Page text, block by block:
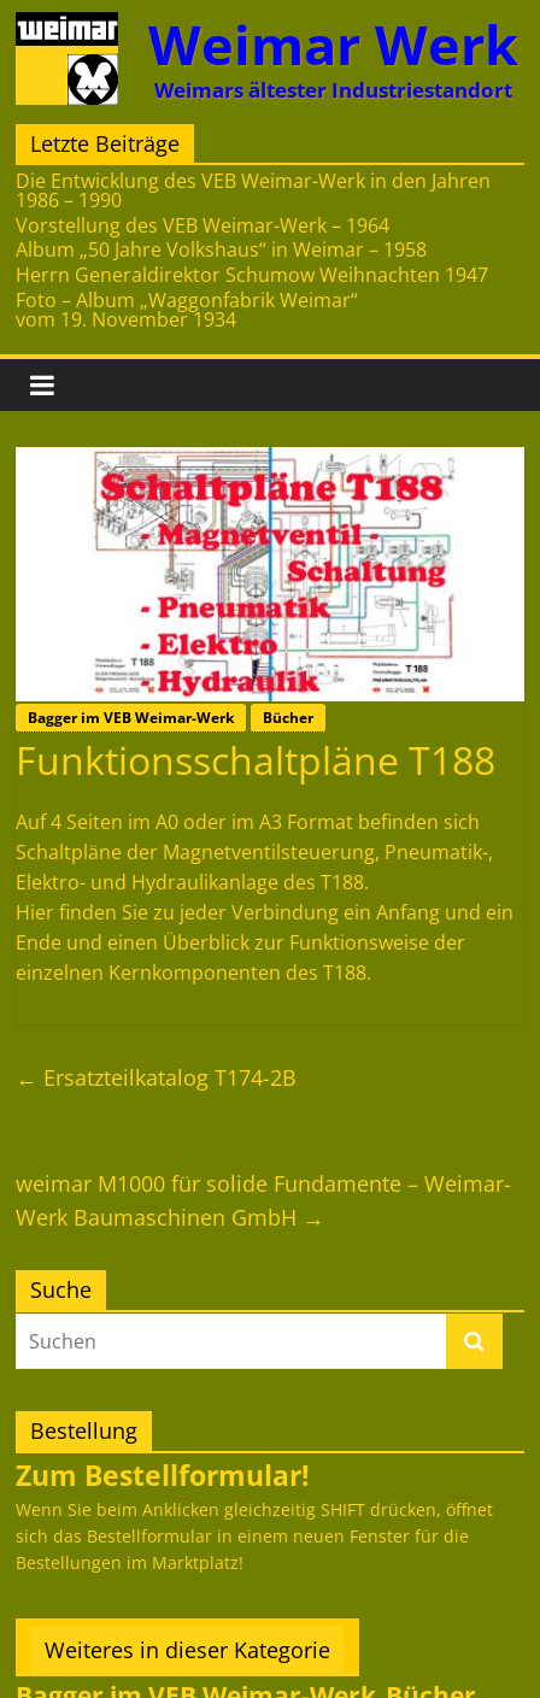
Zum
Inhalt
springen
Weimar Werk
Weimars ältester Industriestandort
Letzte Beiträge
Die Entwicklung des VEB Weimar-Werk in den Jahren
1986 – 1990
Vorstellung des VEB Weimar-Werk – 1964
Album „50 Jahre Volkshaus“ in Weimar – 1958
Herrn Generaldirektor Schumow Weihnachten 1947
Foto – Album „Waggonfabrik Weimar“
vom 19. November 1934
Bagger im VEB Weimar-Werk Bücher
Funktionsschaltpläne T188
Auf 4 Seiten im A0 oder im A3 Format befinden sich
Schaltpläne der Magnetventilsteuerung, Pneumatik-,
Elektro- und Hydraulikanlage des T188.
Hier finden Sie zu jeder Verbindung ein Anfang und ein
Ende und einen Überblick zur Funktionsweise der
einzelnen Kernkomponenten des T188.
← Ersatzteilkatalog T174-2B
weimar M1000 für solide Fundamente – Weimar-
Werk Baumaschinen GmbH →
Suche
Bestellung
Zum Bestellformular!
Wenn Sie beim Anklicken gleichzeitig SHIFT drücken, öffnet
sich das Bestellformular in einem neuen Fenster für die
Bestellungen im Marktplatz!
Weiteres in dieser Kategorie